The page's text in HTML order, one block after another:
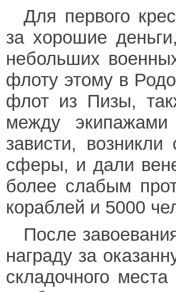
Для первого
за хорошие
небольших
флоту этому в
флот из Пизы,
между экипажами
зависти,
сферы, и дали
более слабым
кораблей и 5000
После
награду за
складочного